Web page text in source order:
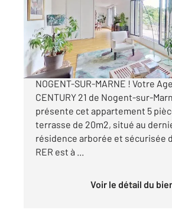
Appartement F5 à vendre
849 000 €
5 PIECES A VENDRE EN
NOGENT-SUR-MARNE ! Votre
CENTURY 21 de Nogent-sur-
présente cet appartement 5
terrasse de 20m2, situé au
résidence arborée et sécurisée
RER est à ...
Voir le détail du